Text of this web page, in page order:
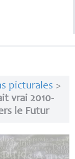
picturales >
vrai 2010-
le Futur